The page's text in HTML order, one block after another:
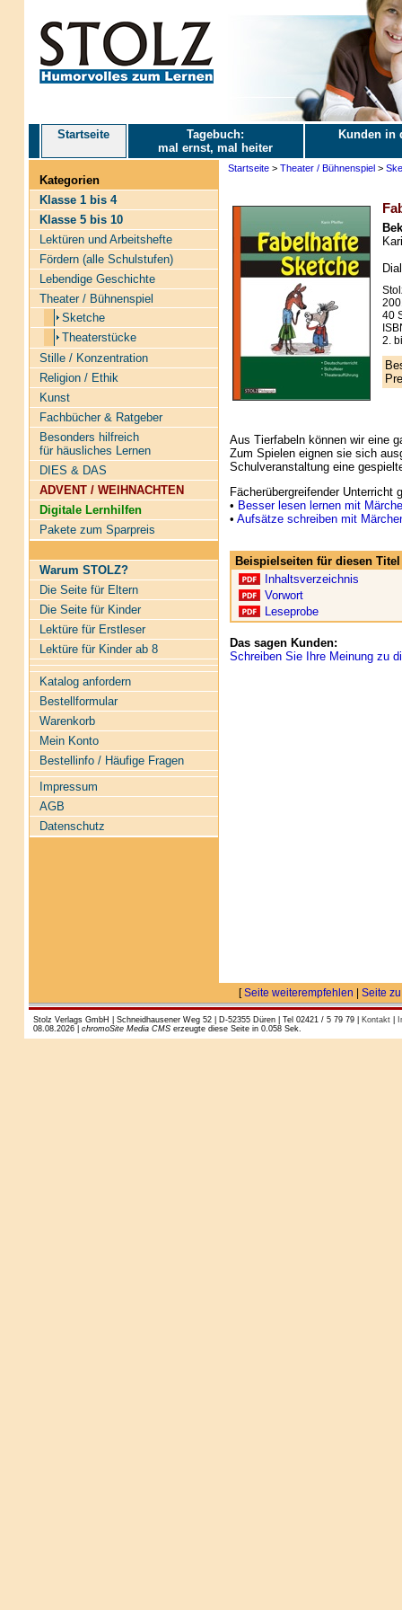
Startseite
Tagebuch:
mal ernst, mal heiter
Kunden in
Kategorien
Klasse 1 bis 4
Klasse 5 bis 10
Lektüren und Arbeitshefte
Fördern (alle Schulstufen)
Lebendige Geschichte
Theater / Bühnenspiel
Sketche
Theaterstücke
Stille / Konzentration
Religion / Ethik
Kunst
Fachbücher & Ratgeber
Besonders hilfreich
für häusliches Lernen
DIES & DAS
ADVENT / WEIHNACHTEN
Digitale Lernhilfen
Pakete zum Sparpreis
Warum STOLZ?
Die Seite für Eltern
Die Seite für Kinder
Lektüre für Erstleser
Lektüre für Kinder ab 8
Katalog anfordern
Bestellformular
Warenkorb
Mein Konto
Bestellinfo / Häufige Fragen
Impressum
AGB
Datenschutz
Startseite> Theater / Bühnenspiel>
40
2.
Aus Tierfabeln können wir eine
Zum Spielen eignen sie sich
Schulveranstaltung eine
Fächerübergreifender Unterricht
• Besser lesen lernen mit
• Aufsätze schreiben mit
Beispielseiten für diesen
Inhaltsverzeichnis
Vorwort
Leseprobe
Das sagen Kunden:
Schreiben Sie Ihre Meinung zu
[Seite weiterempfehlen Seite
Stolz Verlags GmbH | Schneidhausener Weg 52 | D-52355 Düren | Tel 02421 / 5 79 79 | Kontakt|
08.08.2026 | chromoSite Media CMSerzeugte diese Seite in 0.058 Sek.